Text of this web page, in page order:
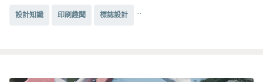
設計知識 印刷趣聞 標誌設計 ...